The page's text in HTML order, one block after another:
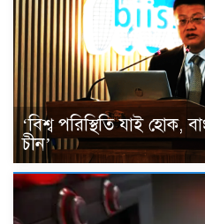
‘বিশ্ব পরিস্থিতি যাই হোক,
চীন’